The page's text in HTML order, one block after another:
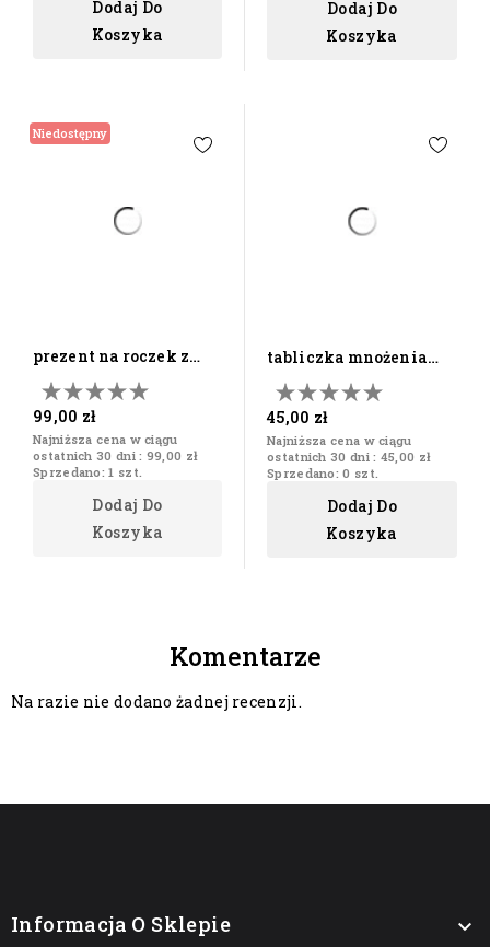
Dodaj Do
Koszyka
Dodaj Do
Koszyka
Niedostępny
prezent na roczek z
grawerem sztućce
dla...
99,00 zł
Najniższa cena w ciągu
ostatnich 30 dni : 99,00 zł
Sprzedano: 1 szt.
Dodaj Do
Koszyka
tabliczka mnożenia
plakat duży (a3) +...
45,00 zł
Najniższa cena w ciągu
ostatnich 30 dni : 45,00 zł
Sprzedano: 0 szt.
Dodaj Do
Koszyka
Komentarze
Na razie nie dodano żadnej recenzji.
Informacja O Sklepie 